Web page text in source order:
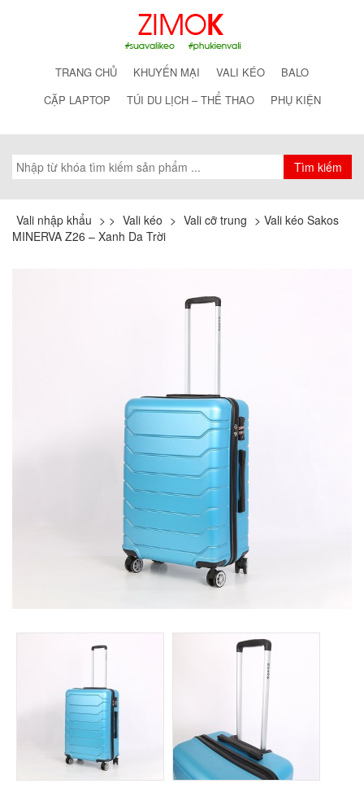
TRANG CHỦ KHUYẾN MẠI VALI KÉO
BALO
CẶP LAPTOP
TÚI DU LỊCH – THỂ THAO PHỤ KIỆN
Vali nhập khẩu > > Vali kéo > Vali cỡ trung > Vali kéo Sakos
MINERVA Z26 – Xanh Da Trời